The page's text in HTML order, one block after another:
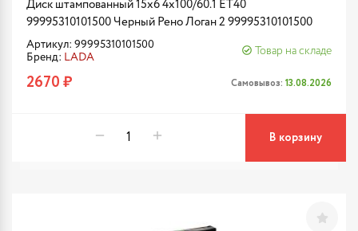
Диск штампованный 15x6 4x100/60.1 ET40
99995310101500 Черный Рено Логан 2 99995310101500
Артикул: 99995310101500
Бренд: LADA
Товар на складе
2670 ₽ Самовывоз: 13.08.2026
В корзину